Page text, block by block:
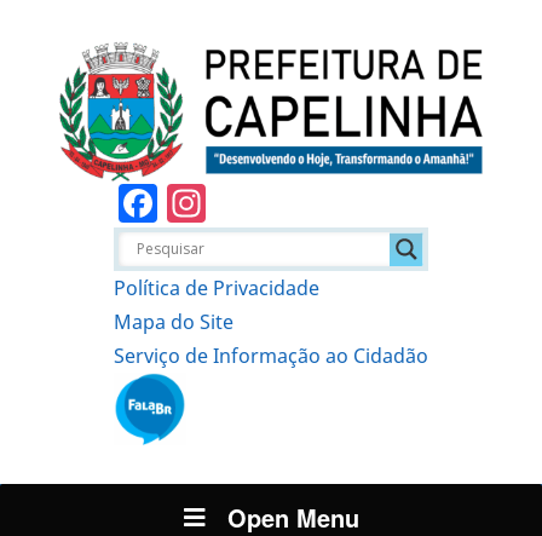
Facebook
Política de Privacidade
Mapa do Site
Serviço de Informação ao Cidadão
Open Menu